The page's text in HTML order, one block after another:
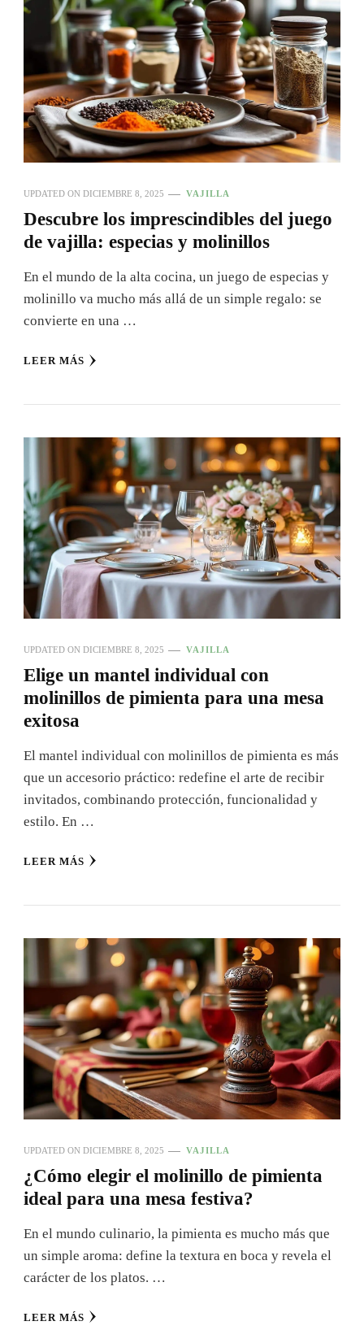
UPDATED ON DICIEMBRE 8, 2025 VAJILLA
Descubre los imprescindibles del juego
de vajilla: especias y molinillos
En el mundo de la alta cocina, un juego de especias y
molinillo va mucho más allá de un simple regalo: se
convierte en una …
LEER MÁS
UPDATED ON DICIEMBRE 8, 2025 VAJILLA
Elige un mantel individual con
molinillos de pimienta para una mesa
exitosa
El mantel individual con molinillos de pimienta es más
que un accesorio práctico: redefine el arte de recibir
invitados, combinando protección, funcionalidad y
estilo. En …
LEER MÁS
UPDATED ON DICIEMBRE 8, 2025 VAJILLA
¿Cómo elegir el molinillo de pimienta
ideal para una mesa festiva?
En el mundo culinario, la pimienta es mucho más que
un simple aroma: define la textura en boca y revela el
carácter de los platos. …
LEER MÁS